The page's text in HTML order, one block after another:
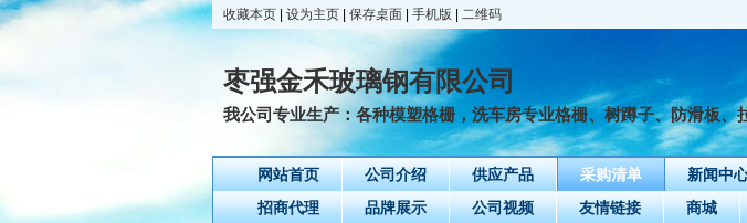
收藏本页 设为主页 保存桌面 手机版 二维码
枣强金禾玻璃钢有限公司
我公司专业生产：各种模塑格栅，洗车房专业格栅、树蹲子、防滑板、
网站首页 公司介绍 供应产品 采购清单 新闻中
招商代理
品牌展示 公司视频 友情链接 商城